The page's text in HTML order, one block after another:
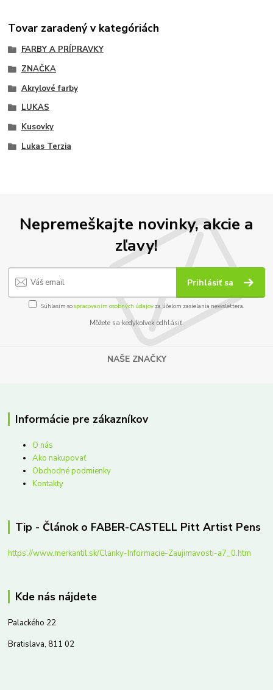
Tovar zaradený v kategóriách
FARBY A PRÍPRAVKY
ZNAČKA
Akrylové farby
LUKAS
Kusovky
Lukas Terzia
Nepremeškajte novinky, akcie a
zľavy!
Prihlásiť sa
Súhlasím sospracovaním osobných údajov za účelom zasielania newslettera.
Môžete sa kedykoľvek odhlásiť.
NAŠE ZNAČKY
Informácie pre zákazníkov
O nás
Ako nakupovať
Obchodné podmienky
Kontakty
Tip - Článok o FABER-CASTELL Pitt Artist Pens
https://www.merkantil.sk/Clanky-Informacie-Zaujimavosti-a7_0.htm
Kde nás nájdete
Palackého 22
Bratislava, 811 02